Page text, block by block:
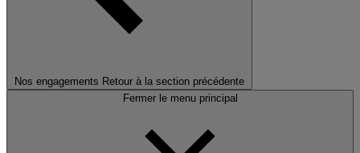
Nos engagements Retour à la section précédente
Fermer le menu principal